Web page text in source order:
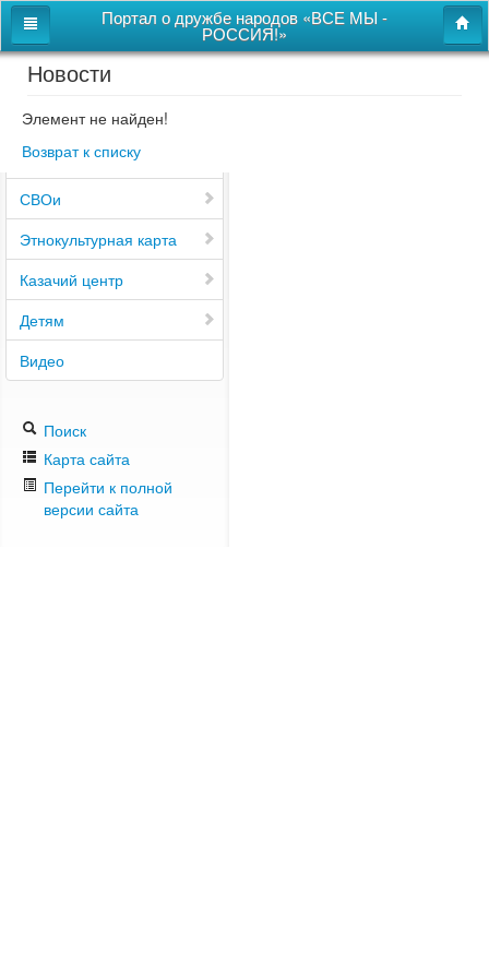
Портал о дружбе народов «ВСЕ МЫ -
РОССИЯ!»
Главная
Дом дружбы народов
Новости
СВОи
Этнокультурная карта
Казачий центр
Детям
Видео
Поиск
Карта сайта
Перейти к полной
версии сайта
Новости
Элемент не найден!
Возврат к списку